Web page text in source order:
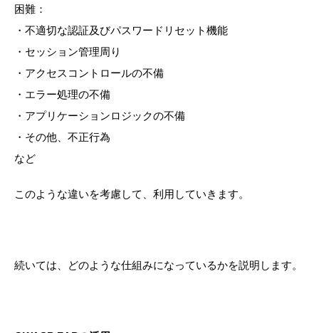
困難：
・不適切な認証及びパスワードリセット機能
・セッション管理周り
・アクセスコントロールの不備
・エラー処理の不備
・アプリケーションロジックの不備
・その他、不正行為
など
このような違いを考慮して、利用していきます。
続いては、どのような仕組みになっているかを説明します。